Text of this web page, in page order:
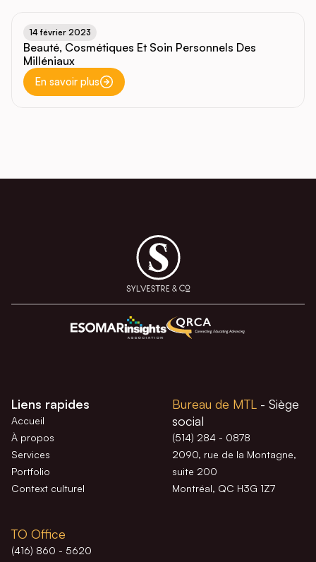
14 février 2023
Beauté, Cosmétiques Et Soin Personnels Des
Milléniaux
En savoir plus
Liens rapides
Accueil
À propos
Services
Portfolio
Context culturel
Bureau de MTL - Siège
social
(514) 284 - 0878
2090, rue de la Montagne,
suite 200
Montréal, QC H3G 1Z7
TO Office
(416) 860 - 5620